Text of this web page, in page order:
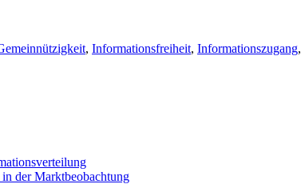
, Informationsfreiheit, Informationszugang,
der Marktbeobachtung